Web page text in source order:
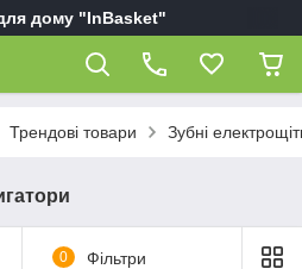
дому "InBasket"
Трендові товари Зубні
0 Фільтри